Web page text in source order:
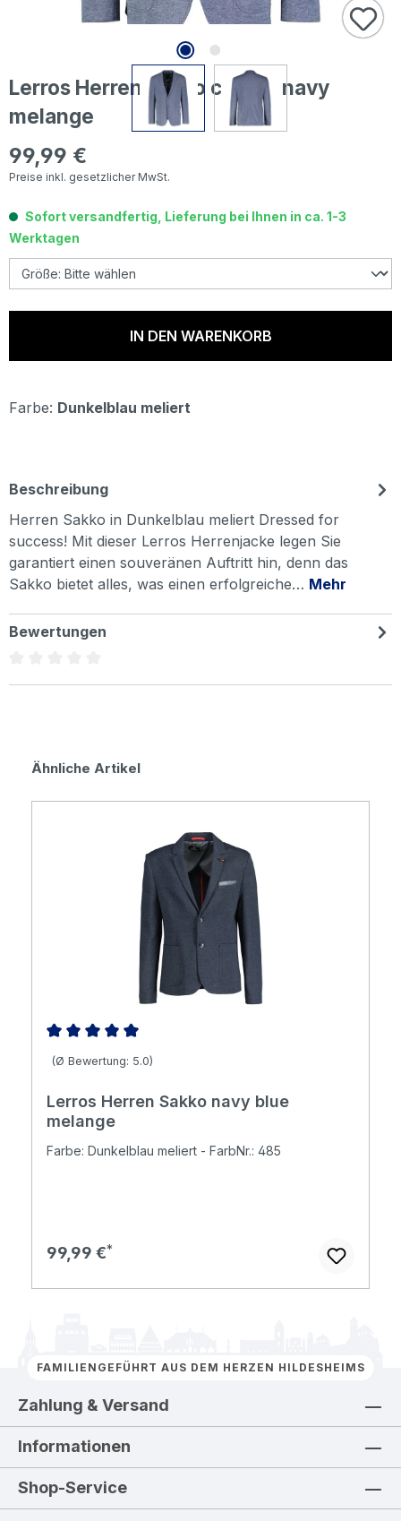
Lerros Herren Sakko classic navy
melange
Regulärer Preis:
99,99 €
Preise inkl. gesetzlicher MwSt.
Sofort versandfertig, Lieferung bei Ihnen in ca. 1-3
Werktagen
IN DEN WARENKORB
Farbe: Dunkelblau meliert
Beschreibung
Herren Sakko in Dunkelblau meliert Dressed for
success! Mit dieser Lerros Herrenjacke legen Sie
garantiert einen souveränen Auftritt hin, denn das
Sakko bietet alles, was einen erfolgreiche… Mehr
Bewertungen
Produktgalerie überspringen
Ähnliche Artikel
Durchschnittliche Bewertung von 5 von 5 Sternen
(Ø Bewertung: 5.0)
Lerros Herren Sakko navy blue
melange
Farbe: Dunkelblau meliert - FarbNr.: 485
Regulärer Preis:
99,99 €
FAMILIENGEFÜHRT AUS DEM HERZEN HILDESHEIMS
Zahlung & Versand
Informationen
Shop-Service